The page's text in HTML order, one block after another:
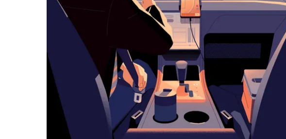
关
闭
日
历。